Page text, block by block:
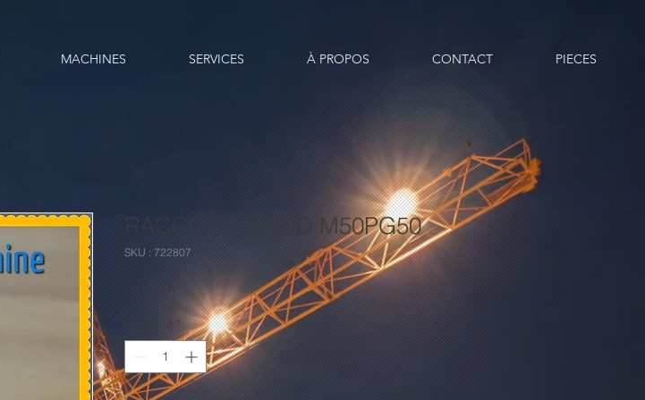
MACHINES SERVICES À PROPOS CONTACT PIECES
RACCORD RAPID M50PG50
SKU : 722807
0,00 DA Prix
Quantité *